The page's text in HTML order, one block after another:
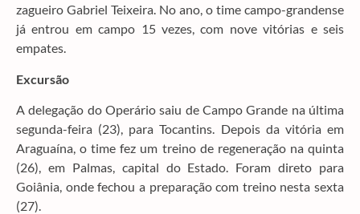
zagueiro Gabriel Teixeira. No ano, o time campo-grandense
já entrou em campo 15 vezes, com nove vitórias e seis
empates.
Excursão
A delegação do Operário saiu de Campo Grande na última
segunda-feira (23), para Tocantins. Depois da vitória em
Araguaína, o time fez um treino de regeneração na quinta
(26), em Palmas, capital do Estado. Foram direto para
Goiânia, onde fechou a preparação com treino nesta sexta
(27).